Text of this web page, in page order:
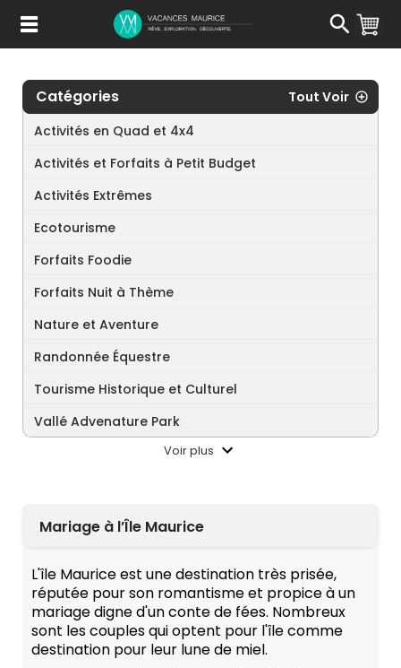
Contenu
Catégories
Tout Voir
Activités en Quad et 4x4
Activités et Forfaits à Petit Budget
Activités Extrêmes
Ecotourisme
Forfaits Foodie
Forfaits Nuit à Thème
Nature et Aventure
Randonnée Équestre
Tourisme Historique et Culturel
Vallé Advenature Park
Voir plus
Mariage à l’Île Maurice
L'île Maurice est une destination très prisée,
réputée pour son romantisme et propice à un
mariage digne d'un conte de fées. Nombreux
sont les couples qui optent pour l'île comme
destination pour leur lune de miel.